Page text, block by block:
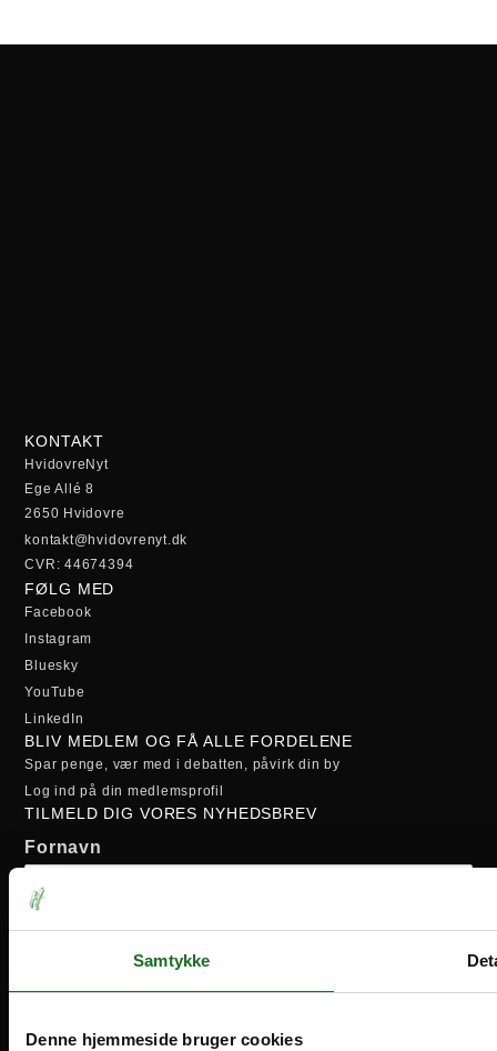
Samtykke
Denne hjemmeside bruger cookies
KONTAKT
HvidovreNyt
Ege Allé 8
2650 Hvidovre
kontakt@hvidovrenyt.dk
CVR: 44674394
FØLG MED
Facebook
Instagram
Bluesky
YouTube
LinkedIn
BLIV MEDLEM OG FÅ ALLE FORDELENE
Spar penge, vær med i debatten, påvirk din by
Log ind på din medlemsprofil
TILMELD DIG VORES NYHEDSBREV
Fornavn
Efternavn